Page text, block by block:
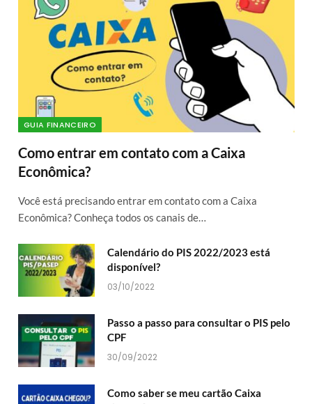
GUIA FINANCEIRO
Como entrar em contato com a Caixa
Econômica?
Você está precisando entrar em contato com a Caixa
Econômica? Conheça todos os canais de…
Calendário do PIS 2022/2023 está
disponível?
03/10/2022
Passo a passo para consultar o PIS pelo
CPF
30/09/2022
Como saber se meu cartão Caixa